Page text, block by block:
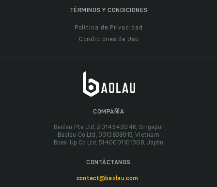
TÉRMINOS Y CONDICIONES
Política de Privacidad
Condiciones de Uso
COMPAÑÍA
Baolau Pte Ltd, 201434204K, Singapur
Baolau Co Ltd, 0313838015, Vietnam
Boeki Up Co Ltd, 5140001101308, Japón
CONTÁCTANOS
contact@baolau.com